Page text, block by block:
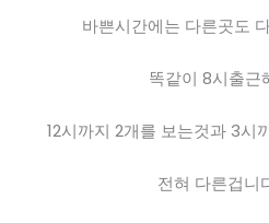
바쁜시간에는 다른곳도
똑같이 8시출근
12시까지 2개를 보는것과 3시
전혀 다른겁니